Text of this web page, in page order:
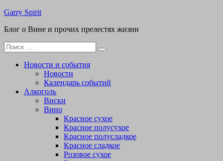
Перейти
содержимому
Garry Spirit
Блог о Вине и прочих прелестях жизни
Поиск
для:
Новости и события
Новости
Календарь событий
Алкоголь
Виски
Вино
Красное сухое
Красное полусухое
Красное полусладкое
Красное сладкое
Розовое сухое